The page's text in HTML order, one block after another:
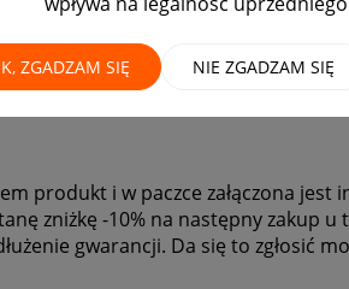
ZGADZAM SIĘ NIE ZGADZAM SIĘ
gwiazdek
produkt i w paczce załączona jest
zniżkę -10% na następny zakup u
gwarancji. Da się to zgłosić